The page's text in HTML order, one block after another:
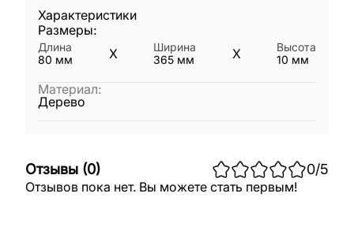
Характеристики
Размеры:
Длина
80 мм X
Ширина
365 мм X
Высота
10 мм
Материал:
Дерево
Отзывы (0) 0/5
Отзывов пока нет. Вы можете стать первым!